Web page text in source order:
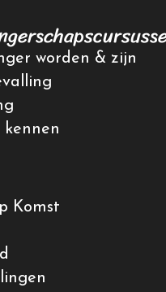
worden & zijn
Komst